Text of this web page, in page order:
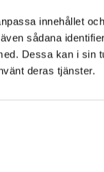
innehållet
sådana
Dessa kan i sin
deras tjänster.